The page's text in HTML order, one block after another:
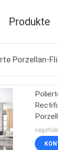
Produkte
Porzellan-